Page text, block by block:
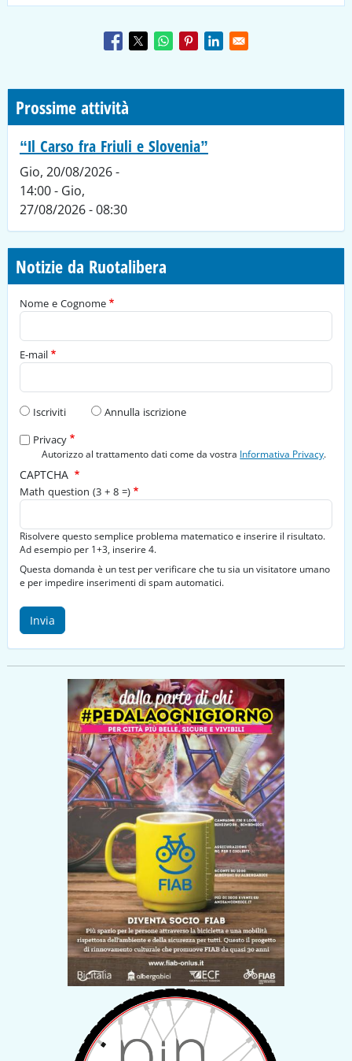
Prossime attività
“Il Carso fra Friuli e Slovenia”
Gio, 20/08/2026 -
14:00- Gio,
27/08/2026 - 08:30
Notizie da Ruotalibera
Nome e Cognome
E-mail
Tipo di richiesta
Iscriviti
Annulla iscrizione
Privacy
Autorizzo al trattamento dati come da vostra Informativa Privacy.
CAPTCHA
Math question (3 + 8 =)
Risolvere questo semplice problema matematico e inserire il risultato.
Ad esempio per 1+3, inserire 4.
Questa domanda è un test per verificare che tu sia un visitatore umano
e per impedire inserimenti di spam automatici.